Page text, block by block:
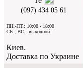
(097) 434 05 61
ПН.-ПТ.: 10:00 - 18:00
СБ., ВС.: выходной
Киев.
Доставка по Украине